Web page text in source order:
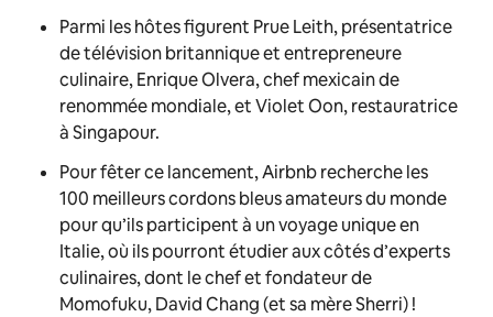
Parmi les hôtes figurent Prue Leith, présentatrice
de télévision britannique et entrepreneure
culinaire, Enrique Olvera, chef mexicain de
renommée mondiale, et Violet Oon, restauratrice
à Singapour.
Pour fêter ce lancement, Airbnb recherche les
100 meilleurs cordons bleus amateurs du monde
pour qu’ils participent à un voyage unique en
Italie, où ils pourront étudier aux côtés d’experts
culinaires, dont le chef et fondateur de
Momofuku, David Chang (et sa mère Sherri) !